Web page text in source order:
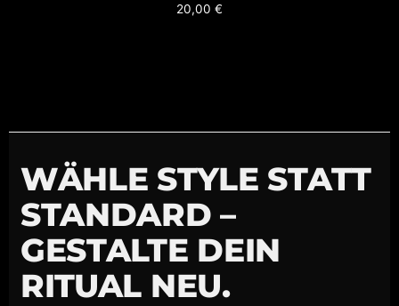
20,00 €
WÄHLE STYLE STATT
STANDARD –
GESTALTE DEIN
RITUAL NEU.